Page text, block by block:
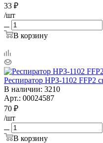
33 ₽
/шт
В корзину
Респиратор НРЗ-1102 FFP2
В наличии: 3210
Арт.: 00024587
70 ₽
/шт
В корзину